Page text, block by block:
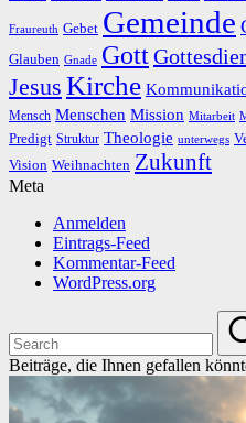
Fraureuth Gebet Gemeinde
Glauben Gnade Gott
Jesus Kirche
Mensch Menschen Mission Mitarbeit
Predigt Struktur Theologie unterwegs
Vision Weihnachten Zukunft
Meta
Anmelden
Eintrags-Feed
Kommentar-Feed
WordPress.org
Beiträge, die Ihnen gefallen